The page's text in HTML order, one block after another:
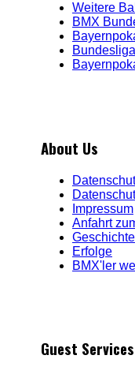
Weitere
BMX
About Us
Impressum
Anfahrt
Geschichte
Erfolge
BMX'ler
Guest Services